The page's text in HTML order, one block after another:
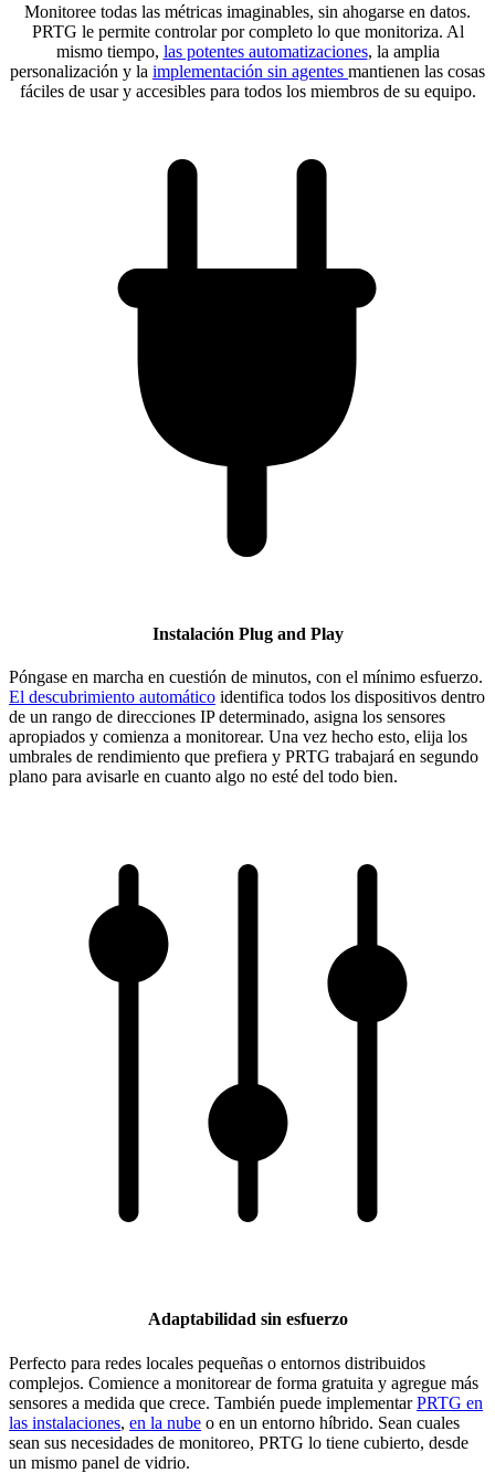
Monitoree todas las métricas imaginables, sin ahogarse en datos.
PRTG le permite controlar por completo lo que monitoriza. Al
mismo tiempo, las potentes automatizaciones, la amplia
personalización y la implementación sin agentes mantienen las cosas
fáciles de usar y accesibles para todos los miembros de su equipo.
Instalación Plug and Play
Póngase en marcha en cuestión de minutos, con el mínimo esfuerzo.
El descubrimiento automático identifica todos los dispositivos dentro
de un rango de direcciones IP determinado, asigna los sensores
apropiados y comienza a monitorear. Una vez hecho esto, elija los
umbrales de rendimiento que prefiera y PRTG trabajará en segundo
plano para avisarle en cuanto algo no esté del todo bien.
Adaptabilidad sin esfuerzo
Perfecto para redes locales pequeñas o entornos distribuidos
complejos. Comience a monitorear de forma gratuita y agregue más
sensores a medida que crece. También puede implementarPRTG en
las instalaciones, en la nube o en un entorno híbrido. Sean cuales
sean sus necesidades de monitoreo, PRTG lo tiene cubierto, desde
un mismo panel de vidrio.